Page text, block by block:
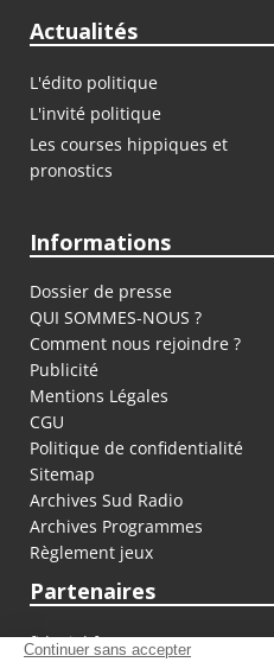
Actualités
L'édito politique
L'invité politique
Les courses hippiques et
pronostics
Informations
Dossier de presse
QUI SOMMES-NOUS ?
Comment nous rejoindre ?
Publicité
Mentions Légales
CGU
Politique de confidentialité
Sitemap
Archives Sud Radio
Archives Programmes
Règlement jeux
Partenaires
fiducial.fr